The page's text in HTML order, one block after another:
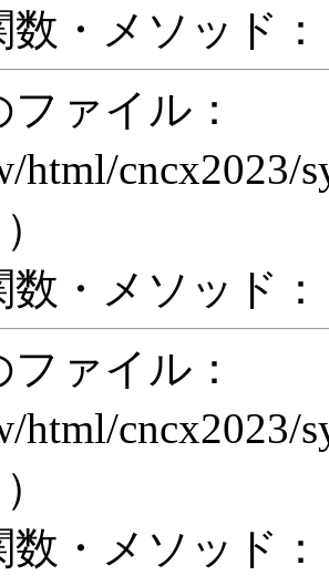
数・メソッド：
ァイル：
html/cncx2023/
・メソッド：
ァイル：
html/cncx2023/
・メソッド：